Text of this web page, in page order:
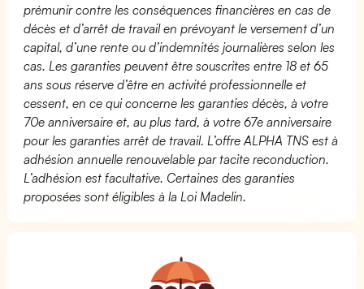
prémunir contre les conséquences financières en cas de
décès et d’arrêt de travail en prévoyant le versement d’un
capital, d’une rente ou d’indemnités journalières selon les
cas. Les garanties peuvent être souscrites entre 18 et 65
ans sous réserve d’être en activité professionnelle et
cessent, en ce qui concerne les garanties décès, à votre
70e anniversaire et, au plus tard, à votre 67e anniversaire
pour les garanties arrêt de travail. L’offre ALPHA TNS est à
adhésion annuelle renouvelable par tacite reconduction.
L’adhésion est facultative. Certaines des garanties
proposées sont éligibles à la Loi Madelin.